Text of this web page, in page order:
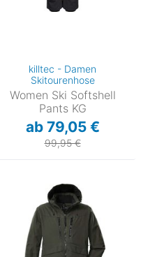
killtec - Damen
Skitourenhose
Women Ski Softshell
Pants KG
ab 79,05 €
99,95 €